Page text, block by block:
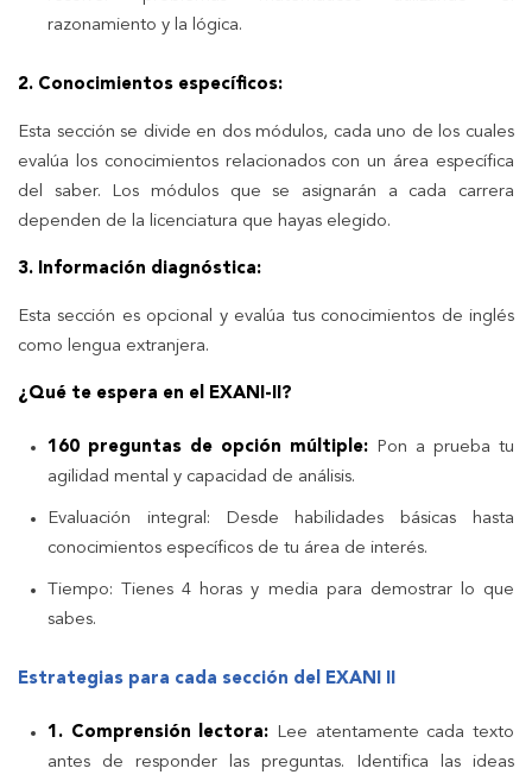
razonamiento y la lógica.
2. Conocimientos específicos:
Esta sección se divide en dos módulos, cada uno de los cuales
evalúa los conocimientos relacionados con un área específica
del saber. Los módulos que se asignarán a cada carrera
dependen de la licenciatura que hayas elegido.
3. Información diagnóstica:
Esta sección es opcional y evalúa tus conocimientos de inglés
como lengua extranjera.
¿Qué te espera en el EXANI-II?
160 preguntas de opción múltiple: Pon a prueba tu
agilidad mental y capacidad de análisis.
Evaluación integral: Desde habilidades básicas hasta
conocimientos específicos de tu área de interés.
Tiempo: Tienes 4 horas y media para demostrar lo que
sabes.
Estrategias para cada sección del EXANI II
1. Comprensión lectora: Lee atentamente cada texto
antes de responder las preguntas. Identifica las ideas